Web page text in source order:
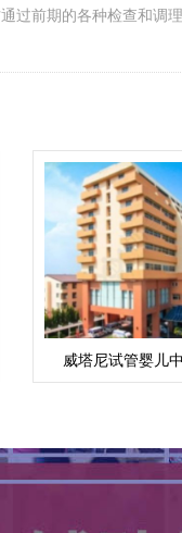
过前期的各种检查和调
威塔尼试管婴儿
(Vejthani)